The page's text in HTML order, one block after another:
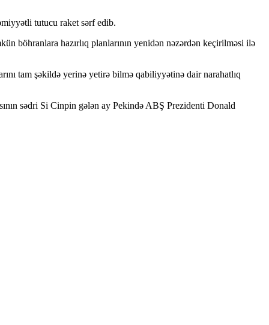
tutucu raket sərf edib.
böhranlara hazırlıq planlarının yenidən nəzərdən keçirilməsi ilə
tam şəkildə yerinə yetirə bilmə qabiliyyətinə dair narahatlıq
sədri Si Cinpin gələn ay Pekində ABŞ Prezidenti Donald